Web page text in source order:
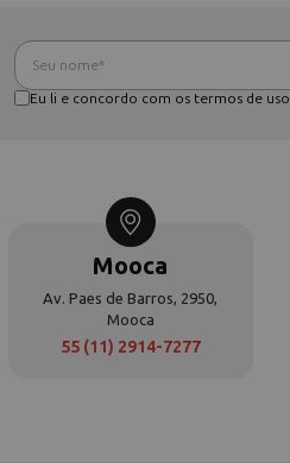
Eu li e concordo com os termos de uso
Mooca
Av. Paes de Barros, 2950,
Mooca
55 (11) 2914-7277